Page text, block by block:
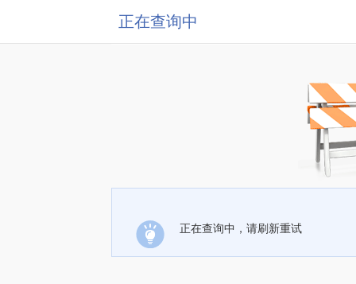
正在查询中
正在查询中，请刷新重试